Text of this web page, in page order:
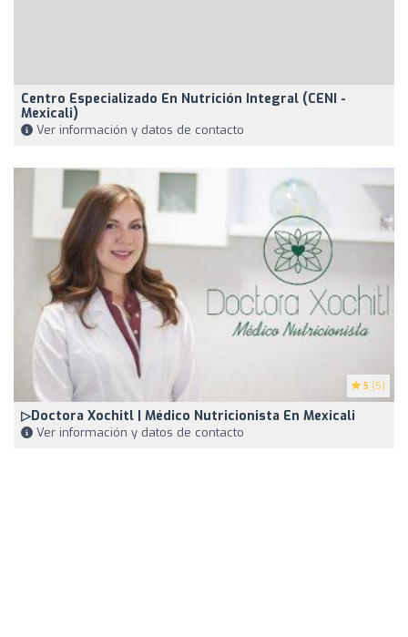
Centro Especializado En Nutrición Integral (CENI -
Mexicali)
Ver información y datos de contacto
5 (5)
▷Doctora Xochitl | Médico Nutricionista En Mexicali
Ver información y datos de contacto